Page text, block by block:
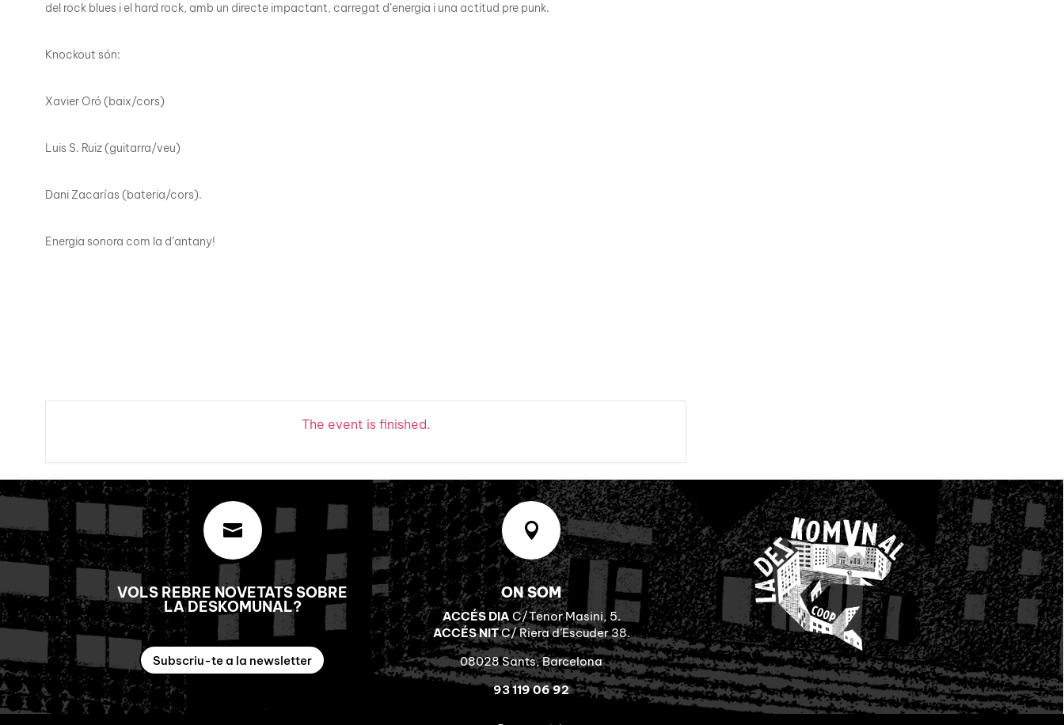
del rock blues i el hard rock, amb un directe impactant, carregat d’energia i una actitud pre punk.
Knockout són:
Xavier Oró (baix/cors)
Luis S. Ruiz (guitarra/veu)
Dani Zacarías (bateria/cors).
Energia sonora com la d’antany!
The event is finished.

VOLS REBRE NOVETATS SOBRE
LA DESKOMUNAL?
Subscriu-te a la newsletter

ON SOM
ACCÉS DIA C/Tenor Masini, 5.
ACCÉS NITC/ Riera d’Escuder 38.
08028 Sants, Barcelona
93 119 06 92